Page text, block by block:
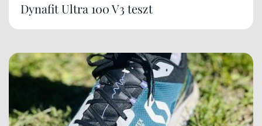
Dynafit Ultra 100 V3 teszt